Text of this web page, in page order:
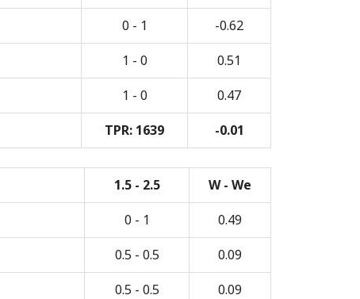
0 - 1
-0.62
1 - 0
0.51
1 - 0
0.47
TPR: 1639 -0.01
1.5 - 2.5
W - We
0 - 1
0.49
0.5 - 0.5
0.09
0.5 - 0.5
0.09